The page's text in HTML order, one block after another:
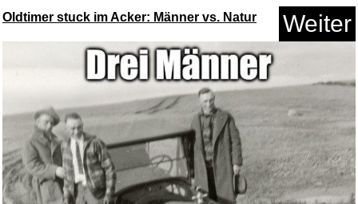
Gutsche...
Anzeige
Oldtimer stuck im Acker: Männer vs. Natur Weiter